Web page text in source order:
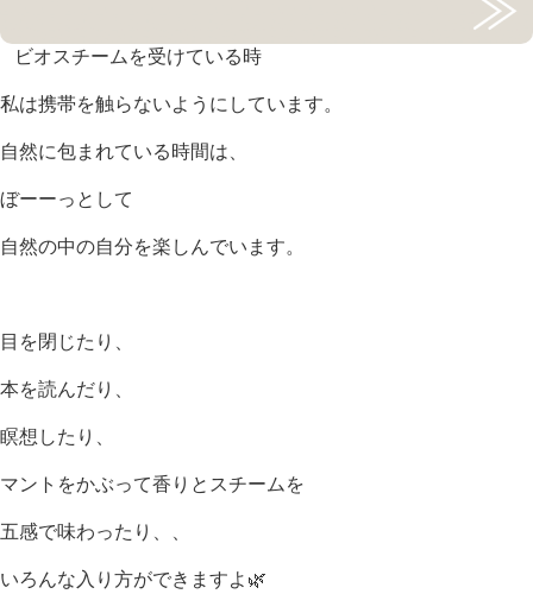
ビオスチームを受けている時
私は携帯を触らないようにしています。
自然に包まれている時間は、
ぼーーっとして
自然の中の自分を楽しんでいます。
目を閉じたり、
本を読んだり、
瞑想したり、
マントをかぶって香りとスチームを
五感で味わったり、、
いろんな入り方ができますよ 🌿